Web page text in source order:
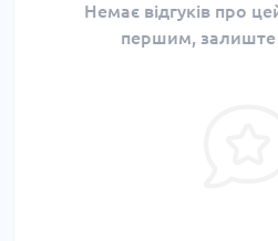
Немає відгуків про
першим, залиште